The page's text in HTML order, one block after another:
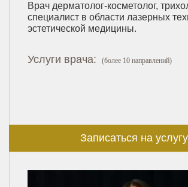
Врач дерматолог-косметолог,
специалист в области лазерных
эстетической медицины.
Услуги врача: (более 10 направлений)
Записаться на услугу